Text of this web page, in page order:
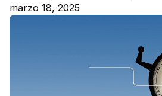
marzo 18, 2025